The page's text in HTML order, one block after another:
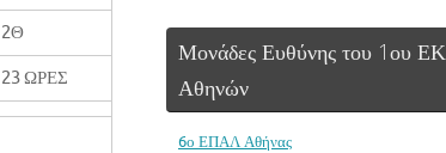
2Θ
23 ΩΡΕΣ
Μονάδες Ευθύνης του 1ου ΕΚ
Αθηνών
6ο ΕΠΑΛ Αθήνας